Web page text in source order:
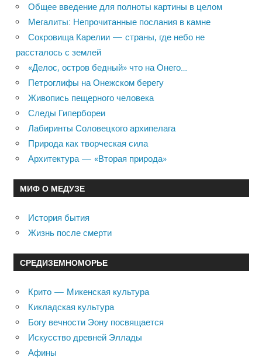
Общее введение для полноты картины в целом
Мегалиты: Непрочитанные послания в камне
Сокровища Карелии — страны, где небо не
рассталось с землей
«Делос, остров бедный» что на Онего…
Петроглифы на Онежском берегу
Живопись пещерного человека
Следы Гипербореи
Лабиринты Соловецкого архипелага
Природа как творческая сила
Архитектура — «Вторая природа»
МИФ О МЕДУЗЕ
История бытия
Жизнь после смерти
СРЕДИЗЕМНОМОРЬЕ
Крито — Микенская культура
Кикладская культура
Богу вечности Эону посвящается
Искусство древней Эллады
Афины